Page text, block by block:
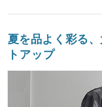
夏を品よく彩る
トアップ